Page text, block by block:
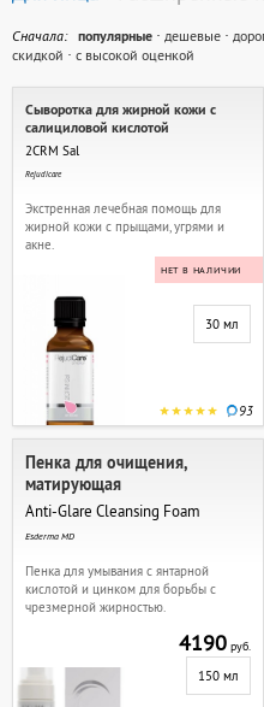
Cначала: популярные · дешевые ·
скидкой · с высокой оценкой
Сыворотка для жирной кожи с
салициловой кислотой
2CRM Sal
Rejudicare
НЕТ В НАЛИЧИИ
Экстренная лечебная помощь для
жирной кожи с прыщами, угрями и
акне.
30 мл
93
Пенка для очищения,
матирующая
Anti-Glare Cleansing Foam
Esderma MD
Пенка для умывания с янтарной
кислотой и цинком для борьбы с
чрезмерной жирностью.
4190руб.
150 мл